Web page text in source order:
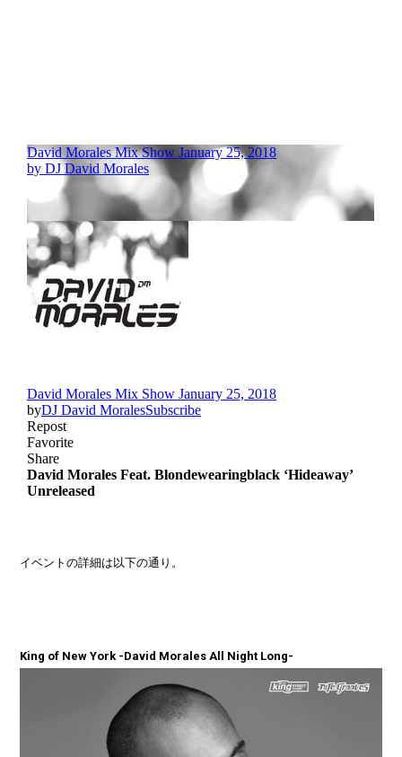
イベントの詳細は以下の通り。
King of New York -David Morales All Night Long-